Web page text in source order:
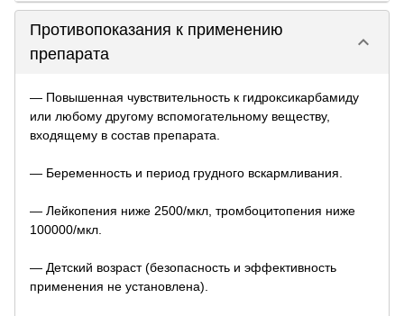
Противопоказания к применению
препарата
keyboard_arrow_down
— Повышенная чувствительность к гидроксикарбамиду
или любому другому вспомогательному веществу,
входящему в состав препарата.
— Беременность и период грудного вскармливания.
— Лейкопения ниже 2500/мкл, тромбоцитопения ниже
100000/мкл.
— Детский возраст (безопасность и эффективность
применения не установлена).